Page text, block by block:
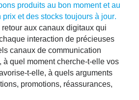
produits au bon moment et au
prix et des stocks toujours à jour.
retour aux canaux digitaux qui
interaction de précieuses
canaux de communication
à quel moment cherche-t-elle vos
t-elle, à quels arguments
promotions, réassurances,